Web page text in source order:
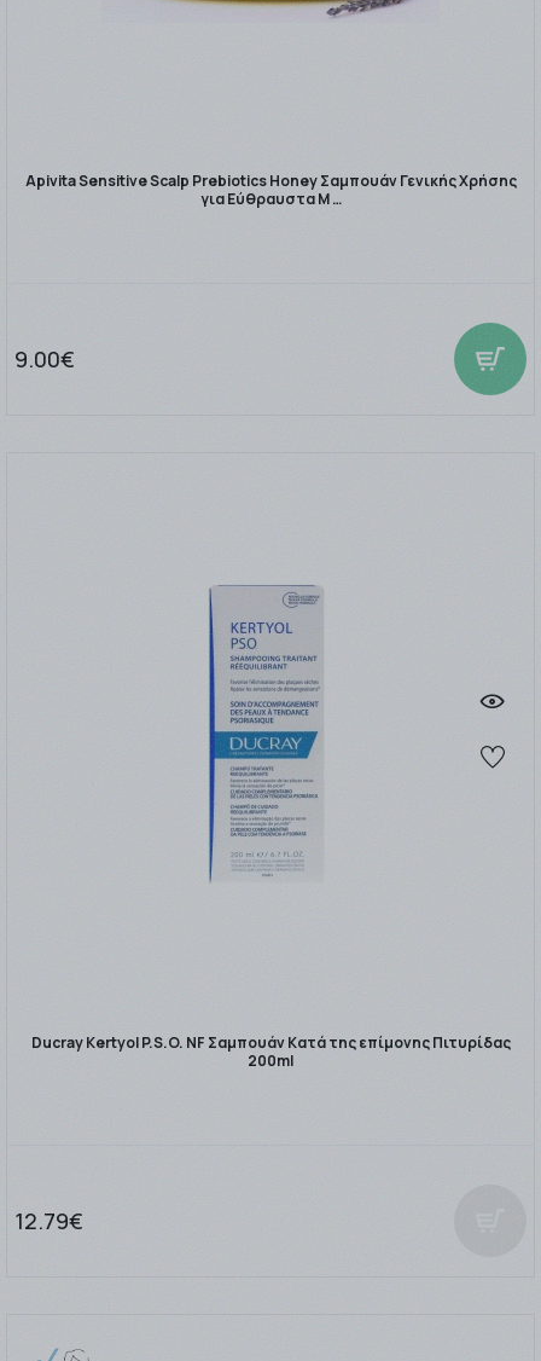
Apivita Sensitive Scalp Prebiotics Honey Σαμπουάν Γενικής Χρήσης
για Εύθραυστα Μ …
9.00€
Ducray Kertyol P.S.O. NF Σαμπουάν Κατά της επίμονης Πιτυρίδας
200ml
12.79€